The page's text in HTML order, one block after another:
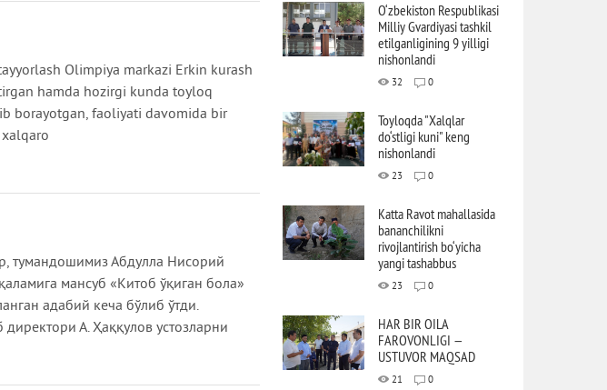
Olimpiya markazi Erkin kurash
hamda hozirgi kunda toyloq
borayotgan, faoliyati davomida bir
тумандошимиз Абдулла Нисорий
мансуб «Китоб ўқиган бола»
адабий кеча бўлиб ўтди.
А. Ҳаққулов устозларни
O‘zbekiston Respublikasi
Milliy Gvardiyasi tashkil
etilganligining 9 yilligi
nishonlandi
32 0
Toyloqda "Xalqlar
do‘stligi kuni" keng
nishonlandi
23 0
Katta Ravot mahallasida
bananchilikni
rivojlantirish bo‘yicha
yangi tashabbus
23 0
HAR BIR OILA
FAROVONLIGI —
USTUVOR MAQSAD
21 0